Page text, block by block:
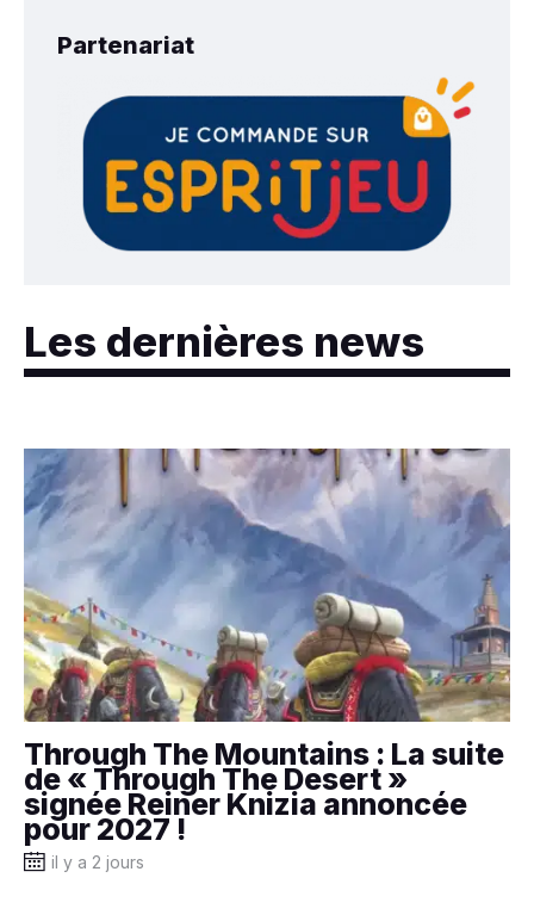
Partenariat
Les dernières news
Through The Mountains : La suite
de « Through The Desert »
signée Reiner Knizia annoncée
pour 2027 !
il y a 2 jours